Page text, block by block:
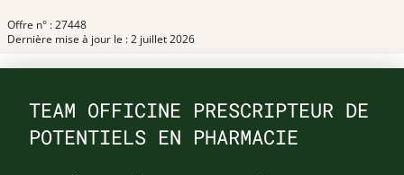
Offre n° : 27448
Dernière mise à jour le : 2 juillet 2026
TEAM OFFICINE PRESCRIPTEUR DE
POTENTIELS EN PHARMACIE